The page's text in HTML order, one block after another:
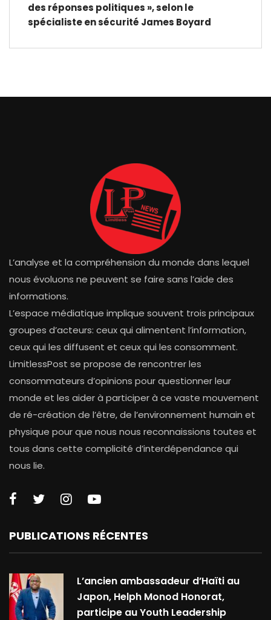
des réponses politiques », selon le
spécialiste en sécurité James Boyard
L’analyse et la compréhension du monde dans lequel
nous évoluons ne peuvent se faire sans l’aide des
informations.
L’espace médiatique implique souvent trois principaux
groupes d’acteurs: ceux qui alimentent l’information,
ceux qui les diffusent et ceux qui les consomment.
LimitlessPost se propose de rencontrer les
consommateurs d’opinions pour questionner leur
monde et les aider à participer à ce vaste mouvement
de ré-création de l’être, de l’environnement humain et
physique pour que nous nous reconnaissions toutes et
tous dans cette complicité d’interdépendance qui
nous lie.
PUBLICATIONS RÉCENTES
L’ancien ambassadeur d’Haïti au
Japon, Helph Monod Honorat,
participe au Youth Leadership